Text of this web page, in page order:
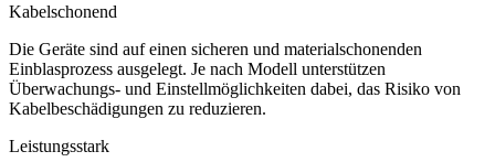
Kabelschonend
Die Geräte sind auf einen sicheren und materialschonenden
Einblasprozess ausgelegt. Je nach Modell unterstützen
Überwachungs- und Einstellmöglichkeiten dabei, das Risiko von
Kabelbeschädigungen zu reduzieren.
Leistungsstark